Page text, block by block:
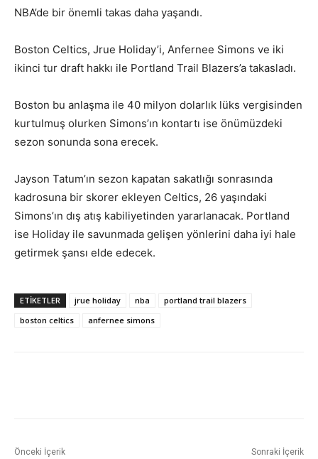
NBA’de bir önemli takas daha yaşandı.
Boston Celtics, Jrue Holiday’i, Anfernee Simons ve iki
ikinci tur draft hakkı ile Portland Trail Blazers’a takasladı.
Boston bu anlaşma ile 40 milyon dolarlık lüks vergisinden
kurtulmuş olurken Simons’ın kontartı ise önümüzdeki
sezon sonunda sona erecek.
Jayson Tatum’ın sezon kapatan sakatlığı sonrasında
kadrosuna bir skorer ekleyen Celtics, 26 yaşındaki
Simons’ın dış atış kabiliyetinden yararlanacak. Portland
ise Holiday ile savunmada gelişen yönlerini daha iyi hale
getirmek şansı elde edecek.
ETIKETLER jrue holiday nba
portland trail blazers
boston celtics
anfernee simons
Önceki İçerik Sonraki İçerik